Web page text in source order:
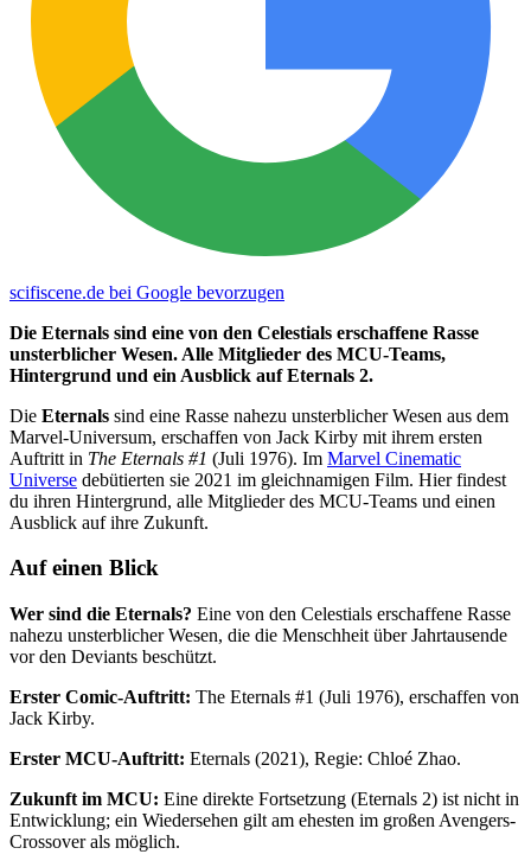
scifiscene.de bei Google bevorzugen
Die Eternals sind eine von den Celestials erschaffene Rasse
unsterblicher Wesen. Alle Mitglieder des MCU-Teams,
Hintergrund und ein Ausblick auf Eternals 2.
Die Eternals sind eine Rasse nahezu unsterblicher Wesen aus dem
Marvel-Universum, erschaffen von Jack Kirby mit ihrem ersten
Auftritt in The Eternals #1 (Juli 1976). Im Marvel Cinematic
Universe debütierten sie 2021 im gleichnamigen Film. Hier findest
du ihren Hintergrund, alle Mitglieder des MCU-Teams und einen
Ausblick auf ihre Zukunft.
Auf einen Blick
Wer sind die Eternals? Eine von den Celestials erschaffene Rasse
nahezu unsterblicher Wesen, die die Menschheit über Jahrtausende
vor den Deviants beschützt.
Erster Comic-Auftritt: The Eternals #1 (Juli 1976), erschaffen von
Jack Kirby.
Erster MCU-Auftritt: Eternals (2021), Regie: Chloé Zhao.
Zukunft im MCU: Eine direkte Fortsetzung (Eternals 2) ist nicht in
Entwicklung; ein Wiedersehen gilt am ehesten im großen Avengers-
Crossover als möglich.